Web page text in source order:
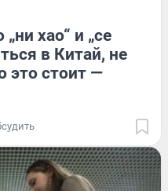
хао“ и „се
в Китай, не
это стоит —